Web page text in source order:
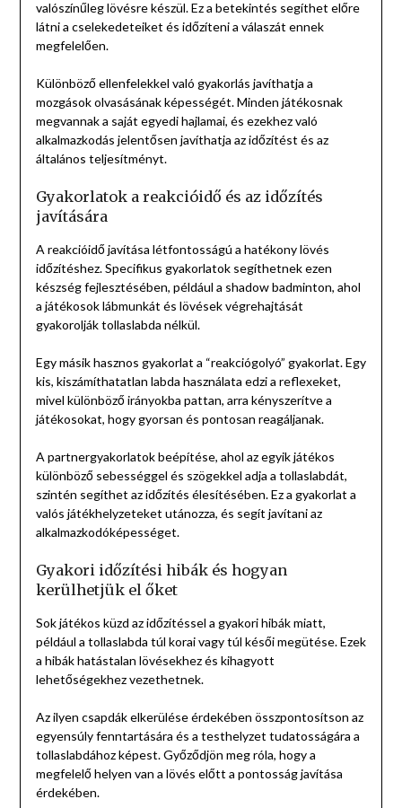
valószínűleg lövésre készül. Ez a betekintés segíthet előre
látni a cselekedeteiket és időzíteni a válaszát ennek
megfelelően.
Különböző ellenfelekkel való gyakorlás javíthatja a
mozgások olvasásának képességét. Minden játékosnak
megvannak a saját egyedi hajlamai, és ezekhez való
alkalmazkodás jelentősen javíthatja az időzítést és az
általános teljesítményt.
Gyakorlatok a reakcióidő és az időzítés
javítására
A reakcióidő javítása létfontosságú a hatékony lövés
időzítéshez. Specifikus gyakorlatok segíthetnek ezen
készség fejlesztésében, például a shadow badminton, ahol
a játékosok lábmunkát és lövések végrehajtását
gyakorolják tollaslabda nélkül.
Egy másik hasznos gyakorlat a “reakciógolyó” gyakorlat. Egy
kis, kiszámíthatatlan labda használata edzi a reflexeket,
mivel különböző irányokba pattan, arra kényszerítve a
játékosokat, hogy gyorsan és pontosan reagáljanak.
A partnergyakorlatok beépítése, ahol az egyik játékos
különböző sebességgel és szögekkel adja a tollaslabdát,
szintén segíthet az időzítés élesítésében. Ez a gyakorlat a
valós játékhelyzeteket utánozza, és segít javítani az
alkalmazkodóképességet.
Gyakori időzítési hibák és hogyan
kerülhetjük el őket
Sok játékos küzd az időzítéssel a gyakori hibák miatt,
például a tollaslabda túl korai vagy túl késői megütése. Ezek
a hibák hatástalan lövésekhez és kihagyott
lehetőségekhez vezethetnek.
Az ilyen csapdák elkerülése érdekében összpontosítson az
egyensúly fenntartására és a testhelyzet tudatosságára a
tollaslabdához képest. Győződjön meg róla, hogy a
megfelelő helyen van a lövés előtt a pontosság javítása
érdekében.